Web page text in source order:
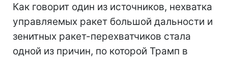
Как говорит один из источников, нехватка
управляемых ракет большой дальности и
зенитных ракет-перехватчиков стала
одной из причин, по которой Трамп в